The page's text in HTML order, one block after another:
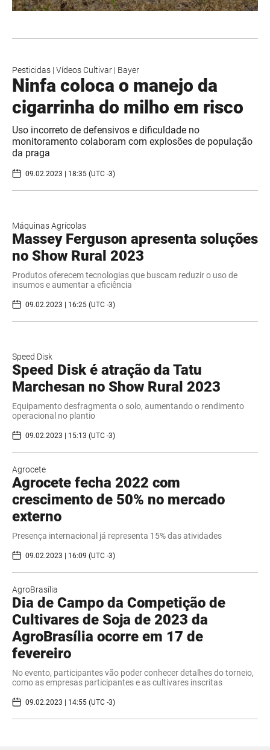
Pesticidas | Vídeos Cultivar | Bayer
Ninfa coloca o manejo da
cigarrinha do milho em risco
Uso incorreto de defensivos e dificuldade no
monitoramento colaboram com explosões de população
da praga
09.02.2023 | 18:35 (UTC -3)
Máquinas Agrícolas
Massey Ferguson apresenta soluções
no Show Rural 2023
Produtos oferecem tecnologias que buscam reduzir o uso de
insumos e aumentar a eficiência
09.02.2023 | 16:25 (UTC -3)
Speed Disk
Speed Disk é atração da Tatu
Marchesan no Show Rural 2023
Equipamento desfragmenta o solo, aumentando o rendimento
operacional no plantio
09.02.2023 | 15:13 (UTC -3)
Agrocete
Agrocete fecha 2022 com
crescimento de 50% no mercado
externo
Presença internacional já representa 15% das atividades
09.02.2023 | 16:09 (UTC -3)
AgroBrasília
Dia de Campo da Competição de
Cultivares de Soja de 2023 da
AgroBrasília ocorre em 17 de
fevereiro
No evento, participantes vão poder conhecer detalhes do torneio,
como as empresas participantes e as cultivares inscritas
09.02.2023 | 14:55 (UTC -3)